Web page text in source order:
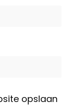
opslaan